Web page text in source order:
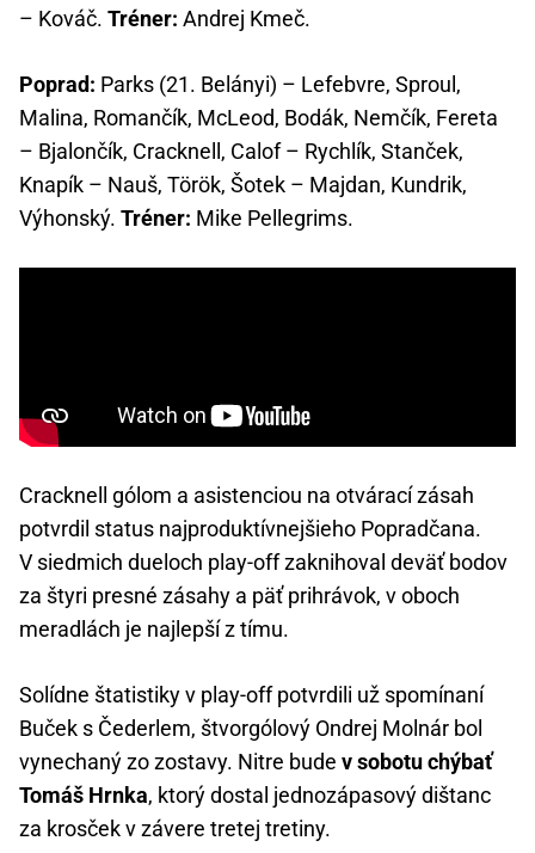
– Kováč. Tréner: Andrej Kmeč.
Poprad: Parks (21. Belányi) – Lefebvre, Sproul,
Malina, Romančík, McLeod, Bodák, Nemčík, Fereta
– Bjalončík, Cracknell, Calof – Rychlík, Stanček,
Knapík – Nauš, Török, Šotek – Majdan, Kundrik,
Výhonský. Tréner: Mike Pellegrims.
Cracknell gólom a asistenciou na otvárací zásah
potvrdil status najproduktívnejšieho Popradčana.
V siedmich dueloch play-off zaknihoval deväť bodov
za štyri presné zásahy a päť prihrávok, v oboch
meradlách je najlepší z tímu.
Solídne štatistiky v play-off potvrdili už spomínaní
Buček s Čederlem, štvorgólový Ondrej Molnár bol
vynechaný zo zostavy. Nitre bude v sobotu chýbať
Tomáš Hrnka, ktorý dostal jednozápasový dištanc
za krosček v závere tretej tretiny.